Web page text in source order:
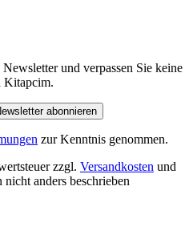
und verpassen Sie keine
Kitapcim.
abonnieren
zur Kenntnis genommen.
zzgl. Versandkosten und
anders beschrieben